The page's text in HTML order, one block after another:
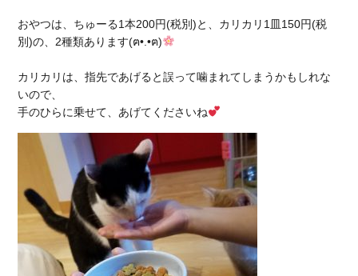
おやつは、ちゅーる1本200円(税別)と、カリカリ1皿150円(税
別)の、2種類あります(ฅ•.•ฅ)
カリカリは、指先であげると誤って噛まれてしまうかもしれな
いので、
手のひらに乗せて、あげてくださいね